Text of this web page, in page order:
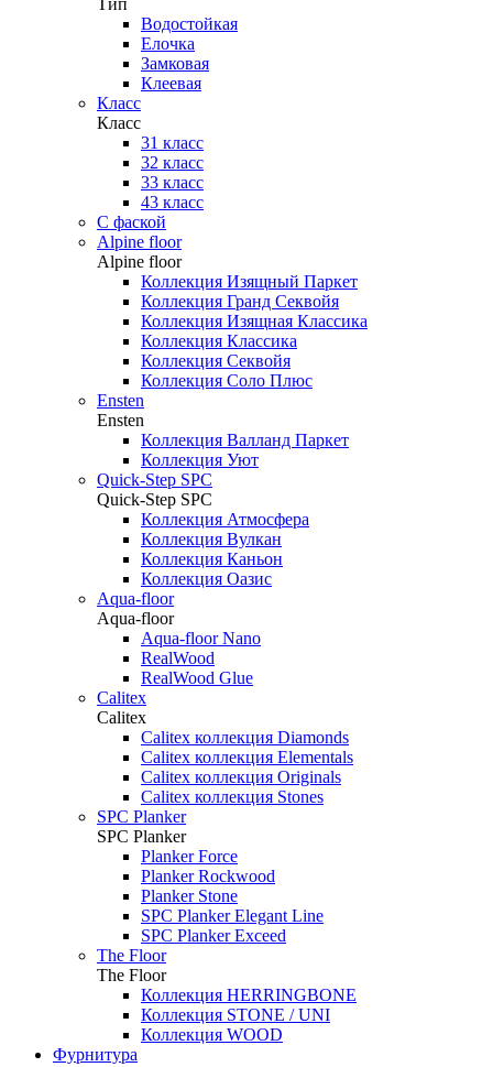
Тип
Водостойкая
Елочка
Замковая
Клеевая
Класс
Класс
31 класс
32 класс
33 класс
43 класс
С фаской
Alpine floor
Alpine floor
Коллекция Изящный Паркет
Коллекция Гранд Секвойя
Коллекция Изящная Классика
Коллекция Классика
Коллекция Секвойя
Коллекция Соло Плюс
Ensten
Ensten
Коллекция Валланд Паркет
Коллекция Уют
Quick-Step SPC
Quick-Step SPC
Коллекция Атмосфера
Коллекция Вулкан
Коллекция Каньон
Коллекция Оазис
Aqua-floor
Aqua-floor
Aqua-floor Nano
RealWood
RealWood Glue
Calitex
Calitex
Calitex коллекция Diamonds
Calitex коллекция Elementals
Calitex коллекция Originals
Calitex коллекция Stones
SPC Planker
SPC Planker
Planker Force
Planker Rockwood
Planker Stone
SPC Planker Elegant Line
SPC Planker Exceed
The Floor
The Floor
Коллекция HERRINGBONE
Коллекция STONE / UNI
Коллекция WOOD
Фурнитура